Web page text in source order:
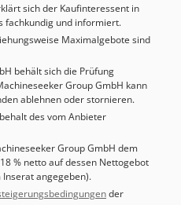
sich der Kaufinteressent in
fachkundig und informiert.
Maximalgebote sind
behält sich die Prüfung
Group GmbH kann
ablehnen oder stornieren.
des vom Anbieter
Group GmbH dem
% netto auf dessen Nettogebot
angegeben).
der